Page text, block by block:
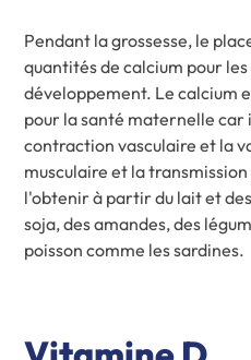
Pendant la grossesse, le
quantités de calcium pour les
développement. Le calcium
pour la santé maternelle car
contraction vasculaire et la
musculaire et la
l'obtenir à partir du lait et
soja, des amandes, des
poisson comme les sardines.